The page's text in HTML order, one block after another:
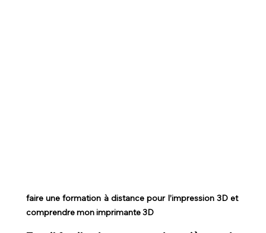
faire une formation à distance pour l’impression 3D et
comprendre mon imprimante 3D